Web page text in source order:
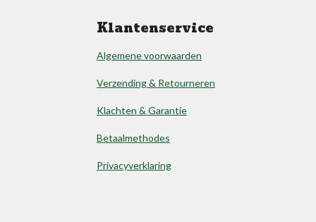
Klantenservice
Algemene voorwaarden
Verzending & Retourneren
Klachten & Garantie
Betaalmethodes
Privacyverklaring